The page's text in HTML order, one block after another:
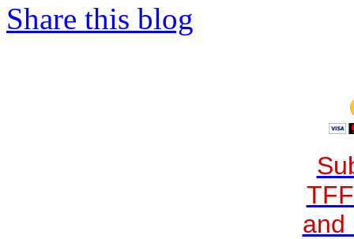
Share this blog
and